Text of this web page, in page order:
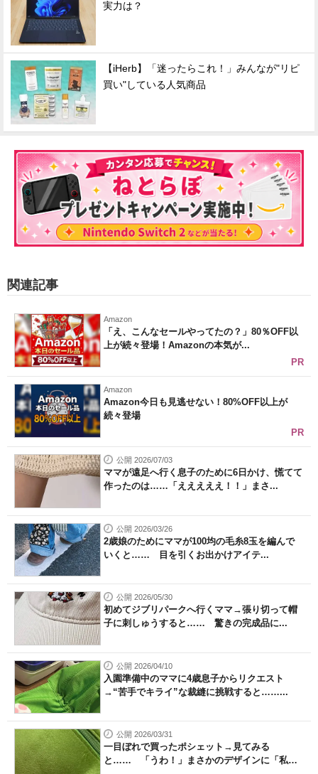
実力は？
【iHerb】「迷ったらこれ！」みんなが"リピ
買い"している人気商品
関連記事
Amazon
「え、こんなセールやってたの？」80％OFF以
上が続々登場！Amazonの本気が...
PR
Amazon
Amazon今日も見逃せない！80%OFF以上が
続々登場
PR
公開 2026/07/03
ママが遠足へ行く息子のために6日かけ、慌てて
作ったのは……「えええええ！！」まさ...
公開 2026/03/26
2歳娘のためにママが100均の毛糸8玉を編んで
いくと…… 目を引くお出かけアイテ...
公開 2026/05/30
初めてジブリパークへ行くママ→張り切って帽
子に刺しゅうすると…… 驚きの完成品に...
公開 2026/04/10
入園準備中のママに4歳息子からリクエスト
→“苦手でキライ”な裁縫に挑戦すると……...
公開 2026/03/31
一目ぼれで買ったポシェット→見てみる
と…… 「うわ！」まさかのデザインに「私も